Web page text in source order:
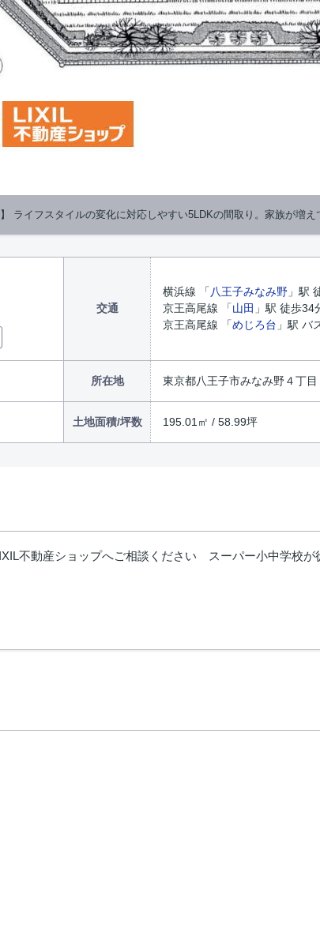
ライフスタイルの変化に対応しやすい5LDKの間取り。家族が増え
交通
横浜線 「 八王子みなみ野 」駅
京王高尾線 「山田 」駅 徒歩34
京王高尾線 「めじろ台 」駅 バ
所在地 東京都八王子市みなみ野４丁目
土地面積/坪数 195.01㎡ / 58.99坪
不動産ショップへご相談ください スーパー小中学校